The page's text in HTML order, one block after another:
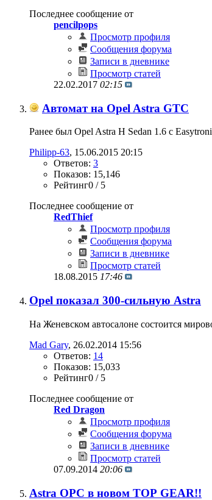
Последнее сообщение от
pencilpops
Просмотр профиля
Сообщения форума
Записи в дневнике
Просмотр статей
22.02.2017 02:15
Автомат на Opel Astra GTC
Ранее был Opel Astra H Sedan 1.6 c
Philipp-63‎, 15.06.2015 20:15
Ответов: 3
Показов: 15,146
Рейтинг0 / 5
Последнее сообщение от
RedThief
Просмотр профиля
Сообщения форума
Записи в дневнике
Просмотр статей
18.08.2015 17:46
Opel показал 300-сильную Astra
На Женевском автосалоне состоится
Mad Gary‎, 26.02.2014 15:56
Ответов: 14
Показов: 15,033
Рейтинг0 / 5
Последнее сообщение от
Red Dragon
Просмотр профиля
Сообщения форума
Записи в дневнике
Просмотр статей
07.09.2014 20:06
Astra OPC в новом ТОР GEAR!!